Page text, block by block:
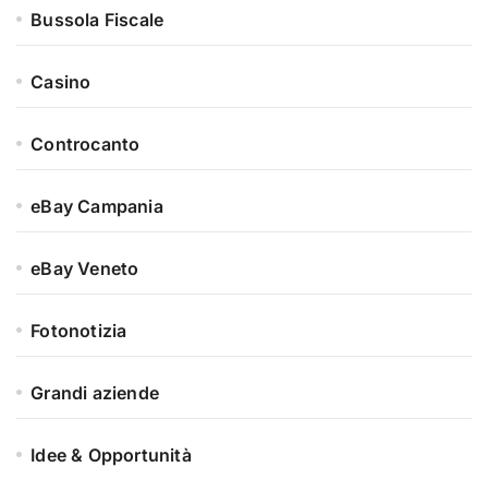
Bussola Fiscale
Casino
Controcanto
eBay Campania
eBay Veneto
Fotonotizia
Grandi aziende
Idee & Opportunità